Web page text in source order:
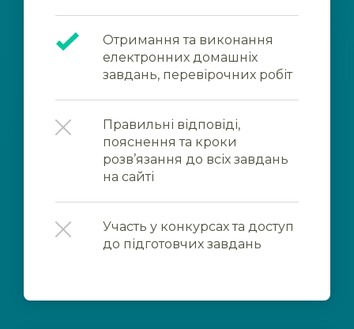
Отримання та виконання
електронних домашніх
завдань, перевірочних робіт
Правильні відповіді,
пояснення та кроки
розв’язання до всіх завдань
на сайті
Участь у конкурсах та доступ
до підготовчих завдань